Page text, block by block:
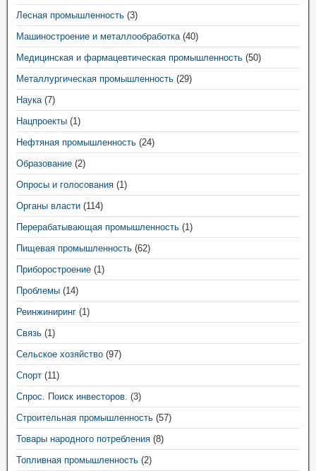
Лесная промышленность (3)
Машиностроение и металлообработка(40)
Медицинская и фармацевтическая промышленность (50)
Металлургическая промышленность (29)
Наука(7)
Нацпроекты (1)
Нефтяная промышленность (24)
Образование (2)
Опросы и голосования (1)
Органы власти (114)
Перерабатывающая промышленность (1)
Пищевая промышленность (62)
Приборостроение (1)
Проблемы (14)
Реинжиниринг (1)
Связь (1)
Сельское хозяйство (97)
Спорт (11)
Спрос. Поиск инвесторов. (3)
Строительная промышленность (57)
Товары народного потребления (8)
Топливная промышленность (2)